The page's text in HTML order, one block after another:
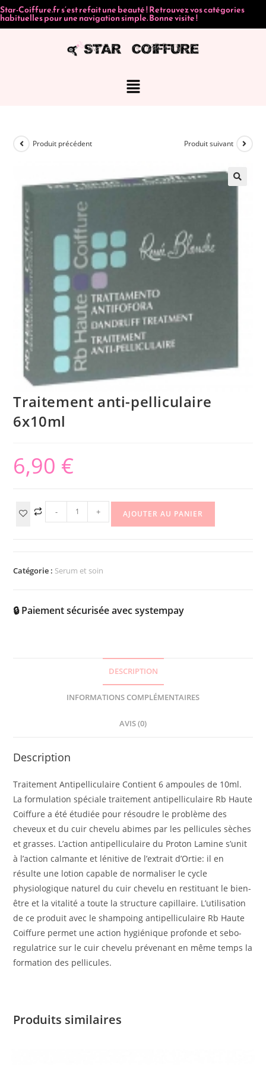
Star-Coiffure.fr s’est refait une beauté ! Retrouvez vos catégories
habituelles pour une navigation simple. Bonne visite !
Produit précédent Produit suivant
Traitement anti-pelliculaire
6x10ml
6,90 €
- + AJOUTER AU PANIER
Catégorie : Serum et soin
🔒 Paiement sécurisée avec systempay
DESCRIPTION
INFORMATIONS COMPLÉMENTAIRES
AVIS (0)
Description
Traitement Antipelliculaire Contient 6 ampoules de 10ml.
La formulation spéciale traitement antipelliculaire Rb Haute
Coiffure a été étudiée pour résoudre le problème des
cheveux et du cuir chevelu abimes par les pellicules sèches
et grasses. L’action antipelliculaire du Proton Lamine s’unit
à l’action calmante et lénitive de l’extrait d’Ortie: il en
résulte une lotion capable de normaliser le cycle
physiologique naturel du cuir chevelu en restituant le bien-
être et la vitalité a toute la structure capillaire. L’utilisation
de ce produit avec le shampoing antipelliculaire Rb Haute
Coiffure permet une action hygiénique profonde et sebo-
regulatrice sur le cuir chevelu prévenant en même temps la
formation des pellicules.
Produits similaires